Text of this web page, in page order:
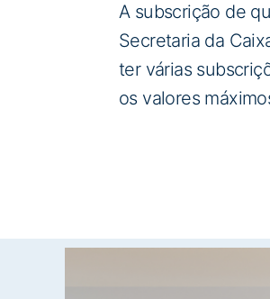
A subscrição de
Secretaria da
ter várias
os valores